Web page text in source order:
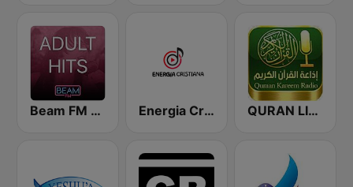
Beam FM - Adult Hits Energia Cristiana QURAN LIVE RADIO